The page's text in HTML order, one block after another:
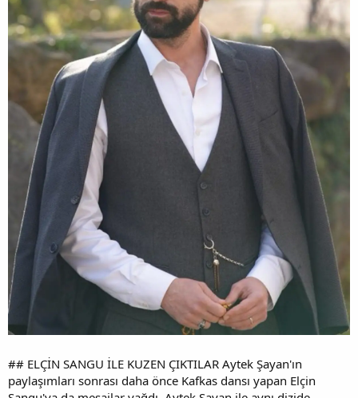
## ELÇİN SANGU İLE KUZEN ÇIKTILAR Aytek Şayan'ın
paylaşımları sonrası daha önce Kafkas dansı yapan Elçin